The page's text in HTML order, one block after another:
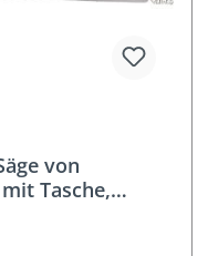
von
Tasche,